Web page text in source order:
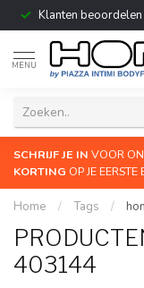
Klanten beoordelen
MENU
SCHRIJF JE IN VOOR
KORTING OP JE
Home / Tags /
403144